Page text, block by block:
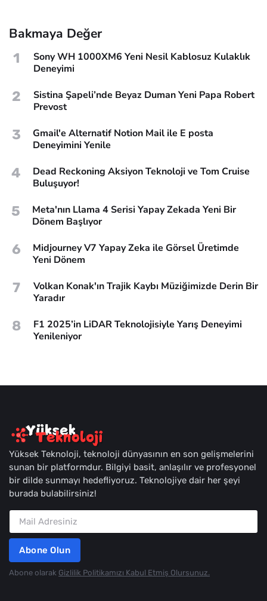
Bakmaya Değer
1
Sony WH 1000XM6 Yeni Nesil Kablosuz Kulaklık
Deneyimi
2
Sistina Şapeli’nde Beyaz Duman Yeni Papa Robert
Prevost
3
Gmail'e Alternatif Notion Mail ile E posta
Deneyimini Yenile
4
Dead Reckoning Aksiyon Teknoloji ve Tom Cruise
Buluşuyor!
5
Meta'nın Llama 4 Serisi Yapay Zekada Yeni Bir
Dönem Başlıyor
6
Midjourney V7 Yapay Zeka ile Görsel Üretimde
Yeni Dönem
7
Volkan Konak'ın Trajik Kaybı Müziğimizde Derin Bir
Yaradır
8
F1 2025’in LiDAR Teknolojisiyle Yarış Deneyimi
Yenileniyor
Yüksek Teknoloji, teknoloji dünyasının en son gelişmelerini
sunan bir platformdur. Bilgiyi basit, anlaşılır ve profesyonel
bir dilde sunmayı hedefliyoruz. Teknolojiye dair her şeyi
burada bulabilirsiniz!
Abone Olun
Abone olarak Gizlilik Politikamızı Kabul Etmiş Olursunuz.